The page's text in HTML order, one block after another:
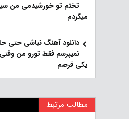
تختم تو خورشیدمی من
میگردم
دانلود آهنگ نباشی حتی
نمیپرسم فقط تورو من
یکی قرصم
مطالب مرتبط